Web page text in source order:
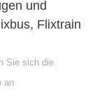
und
Flixtrain
Sie sich die
an